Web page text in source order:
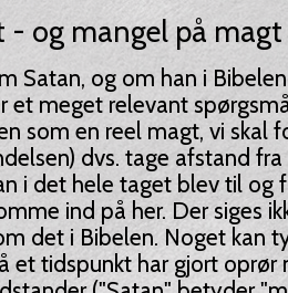
- og mangel på magt
Satan, og om han i
et meget relevant
som en reel magt, vi skal
dvs. tage afstand
i det hele taget blev til og
ind på her. Der siges
det i Bibelen. Noget kan
et tidspunkt har gjort oprør